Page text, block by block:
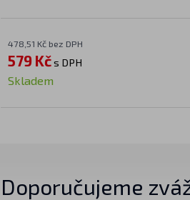
478,51 Kč bez DPH
579 Kčs DPH
Skladem
Doporučujeme